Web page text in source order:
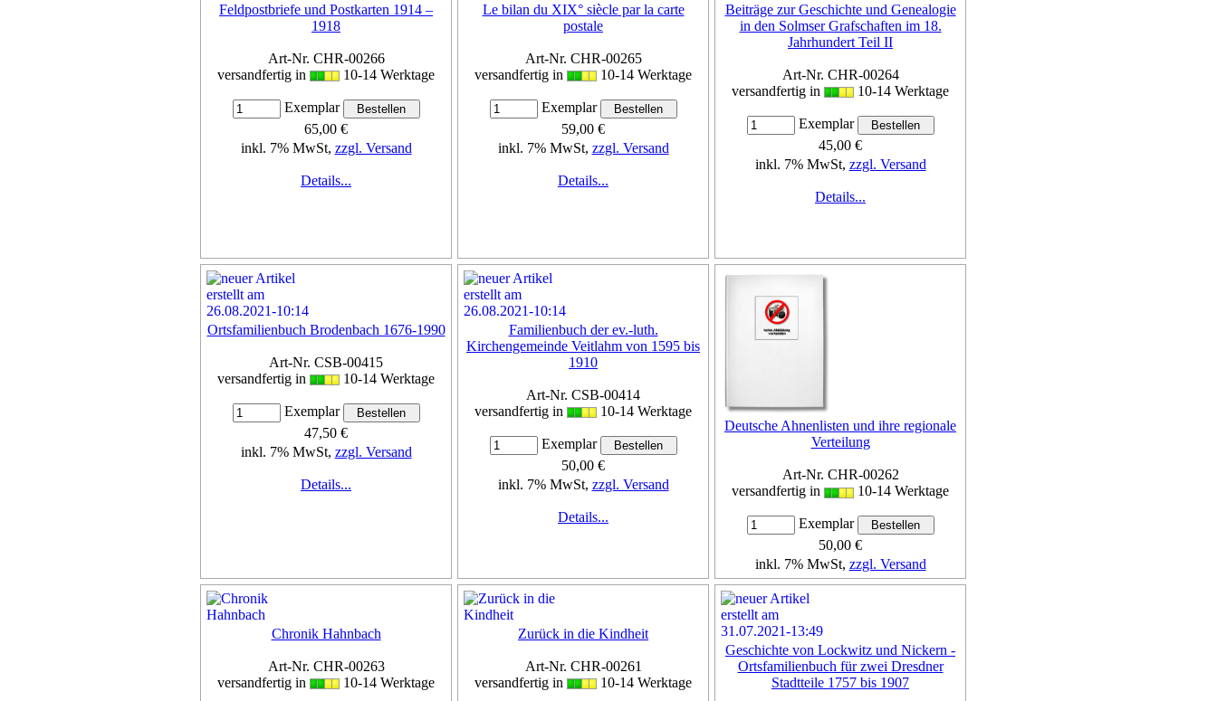
Feldpostbriefe und Postkarten 1914 –
1918
Art-Nr. CHR-00266
versandfertig in
10-14 Werktage
Exemplar
65,00 €
inkl. 7% MwSt, zzgl. Versand
Details...
Le bilan du XIX° siècle par la carte
postale
Art-Nr. CHR-00265
versandfertig in
10-14 Werktage
Exemplar
59,00 €
inkl. 7% MwSt, zzgl. Versand
Details...
Beiträge zur Geschichte und Genealogie
in den Solmser Grafschaften im 18.
Jahrhundert Teil II
Art-Nr. CHR-00264
versandfertig in
10-14 Werktage
Exemplar
45,00 €
inkl. 7% MwSt, zzgl. Versand
Details...
Ortsfamilienbuch Brodenbach 1676-1990
Art-Nr. CSB-00415
versandfertig in
10-14 Werktage
Exemplar
47,50 €
inkl. 7% MwSt, zzgl. Versand
Details...
Familienbuch der ev.-luth.
Kirchengemeinde Veitlahm von 1595 bis
1910
Art-Nr. CSB-00414
versandfertig in
10-14 Werktage
Exemplar
50,00 €
inkl. 7% MwSt, zzgl. Versand
Details...
Deutsche Ahnenlisten und ihre regionale
Verteilung
Art-Nr. CHR-00262
versandfertig in
10-14 Werktage
Exemplar
50,00 €
inkl. 7% MwSt, zzgl. Versand
Chronik Hahnbach
Art-Nr. CHR-00263
versandfertig in
10-14 Werktage
Zurück in die Kindheit
Art-Nr. CHR-00261
versandfertig in
10-14 Werktage
Geschichte von Lockwitz und Nickern -
Ortsfamilienbuch für zwei Dresdner
Stadtteile 1757 bis 1907